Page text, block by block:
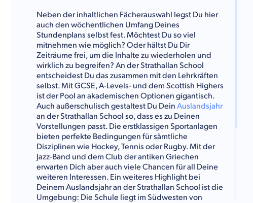
Neben der inhaltlichen Fächerauswahl legst Du hier
auch den wöchentlichen Umfang Deines
Stundenplans selbst fest. Möchtest Du so viel
mitnehmen wie möglich? Oder hältst Du Dir
Zeiträume frei, um die Inhalte zu wiederholen und
wirklich zu begreifen? An der Strathallan School
entscheidest Du das zusammen mit den Lehrkräften
selbst. Mit GCSE, A-Levels- und dem Scottish Highers
ist der Pool an akademischen Optionen gigantisch.
Auch außerschulisch gestaltest Du Dein Auslandsjahr
an der Strathallan School so, dass es zu Deinen
Vorstellungen passt. Die erstklassigen Sportanlagen
bieten perfekte Bedingungen für sämtliche
Disziplinen wie Hockey, Tennis oder Rugby. Mit der
Jazz-Band und dem Club der antiken Griechen
erwarten Dich aber auch viele Chancen für all Deine
weiteren Interessen. Ein weiteres Highlight bei
Deinem Auslandsjahr an der Strathallan School ist die
Umgebung: Die Schule liegt im Südwesten von